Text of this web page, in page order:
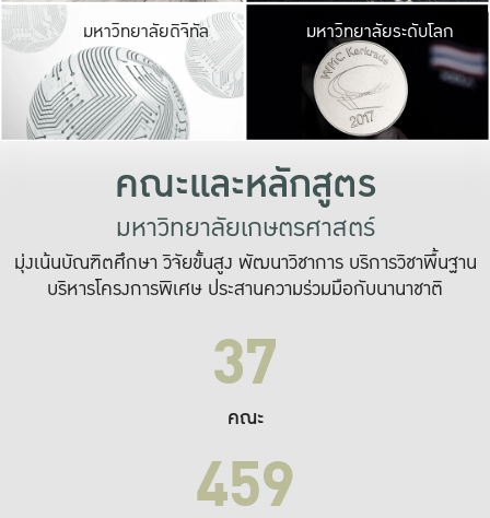
มหาวิทยาลัยดิจิทัล มหาวิ
เปลี่ยนแปลง แล
เพื่อทำง
ระบบสารสนเทศ
มหาวิทยาลัยระดับโลก
คณะและหลักสูตร
มหาวิทยาลัยเกษตรศาสตร์
มุ่งเน้นบัณฑิตศึกษา วิจัยขั้นสูง พัฒนาวิชาการ บริการวิชาพื้นฐาน
บริหารโครงการพิเศษ ประสานความร่วมมือกับนานาชาติ
37
คณะ
459